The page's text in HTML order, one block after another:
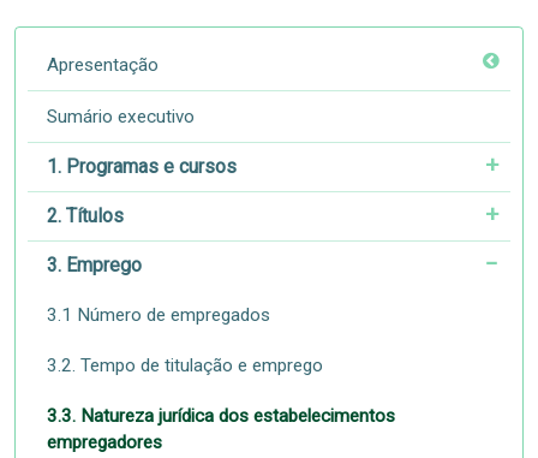
Apresentação
Sumário executivo
1. Programas e cursos
2. Títulos
3. Emprego
3.1 Número de empregados
3.2. Tempo de titulação e emprego
3.3. Natureza jurídica dos estabelecimentos
empregadores